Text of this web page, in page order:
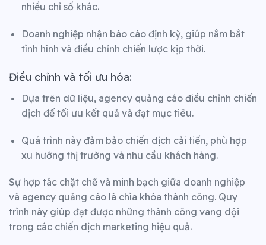
nhiều chỉ số khác.
Doanh nghiệp nhận báo cáo định kỳ, giúp nắm bắt
tình hình và điều chỉnh chiến lược kịp thời.
Điều chỉnh và tối ưu hóa:
Dựa trên dữ liệu, agency quảng cáo điều chỉnh chiến
dịch để tối ưu kết quả và đạt mục tiêu.
Quá trình này đảm bảo chiến dịch cải tiến, phù hợp
xu hướng thị trường và nhu cầu khách hàng.
Sự hợp tác chặt chẽ và minh bạch giữa doanh nghiệp
và agency quảng cáo là chìa khóa thành công. Quy
trình này giúp đạt được những thành công vang dội
trong các chiến dịch marketing hiệu quả.